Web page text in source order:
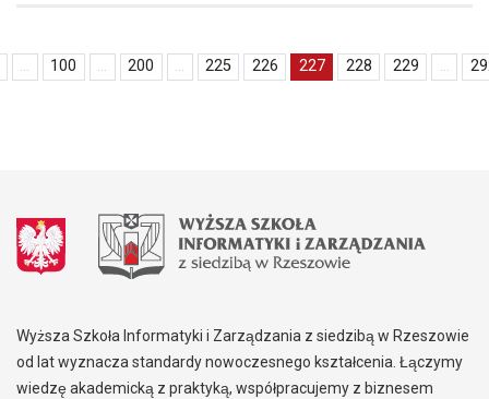
... 100 ... 200 ... 225 226 227 228 229 ...
Wyższa Szkoła Informatyki i Zarządzania z siedzibą w Rzeszowie
od lat wyznacza standardy nowoczesnego kształcenia. Łączymy
wiedzę akademicką z praktyką, współpracujemy z biznesem